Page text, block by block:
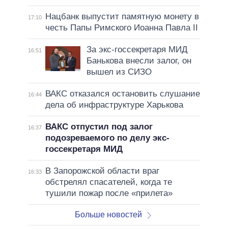
17:10
Нацбанк выпустит памятную монету в
честь Папы Римского Иоанна Павла II
16:51
За экс-госсекретаря МИД
Банькова внесли залог, он
вышел из СИЗО
16:44
ВАКС отказался остановить слушание
дела об инфраструктуре Харькова
16:37
ВАКС отпустил под залог
подозреваемого по делу экс-
госсекретаря МИД
16:33
В Запорожской области враг
обстрелял спасателей, когда те
тушили пожар после «прилета»
Больше новостей